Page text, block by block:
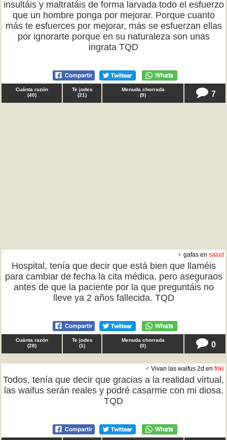
insultáis y maltratáis de forma larvada todo el esfuerzo
que un hombre ponga por mejorar. Porque cuanto
más te esfuerces por mejorar, más se esfuerzan ellas
por ignorarte porque en su naturaleza son unas
ingrata TQD
Cuánta razón
(40)
Te jodes
(21)
Menuda chorrada
(9) 7
♀ gafas en salud
Hospital, tenía que decir que está bien que llaméis
para cambiar de fecha la cita médica, pero aseguraos
antes de que la paciente por la que preguntáis no
lleve ya 2 años fallecida. TQD
Cuánta razón
(28)
Te jodes
(1)
Menuda chorrada
(0) 0
♂ Vivan las waifus 2d en friki
Todos, tenía que decir que gracias a la realidad virtual,
las waifus serán reales y podré casarme con mi diosa.
TQD